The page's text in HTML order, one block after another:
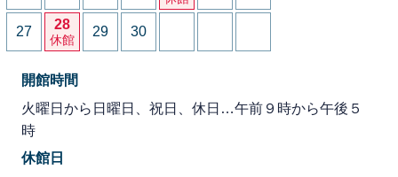
27 28
休館
29 30
開館時間
火曜日から日曜日、祝日、休日…午前９時から午後５
時
休館日